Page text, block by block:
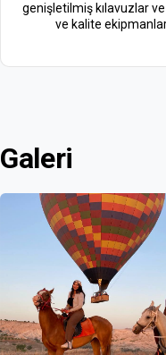
genişletilmiş kılavuzlar
ve kalite
Galeri